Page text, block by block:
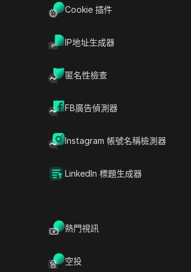
Cookie 插件
IP地址生成器
匿名性檢查
FB廣告偵測器
Instagram 帳號名稱檢測器
LinkedIn 標題生成器
熱門視訊
空投
隱性封禁的終極指南 – 現在就解除封禁！
如何修復 Tinder 上的「陰影禁令」，這是
數量突然下降和未回覆的訊息增加。主持人
例如違反了 Tinder 的規則或使用第三方應